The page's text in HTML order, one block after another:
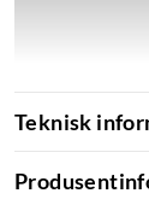
Teknisk